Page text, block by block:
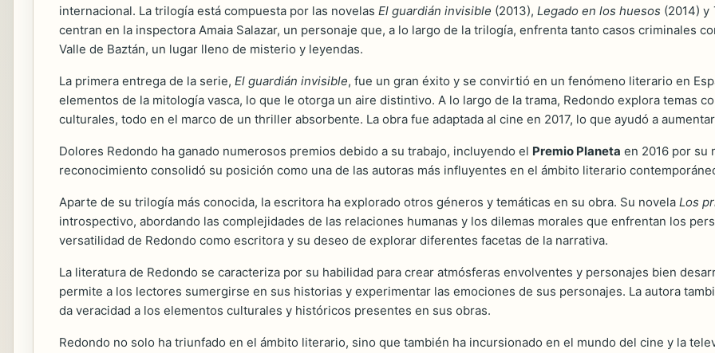
internacional. La trilogía está compuesta por las novelas El guardián invisible (2013), Legado en los huesos (2014) y
centran en la inspectora Amaia Salazar, un personaje que, a lo largo de la trilogía, enfrenta tanto casos criminales
Valle de Baztán, un lugar lleno de misterio y leyendas.
La primera entrega de la serie, El guardián invisible, fue un gran éxito y se convirtió en un fenómeno literario en
elementos de la mitología vasca, lo que le otorga un aire distintivo. A lo largo de la trama, Redondo explora temas
culturales, todo en el marco de un thriller absorbente. La obra fue adaptada al cine en 2017, lo que ayudó a
Dolores Redondo ha ganado numerosos premios debido a su trabajo, incluyendo el Premio Planeta en 2016 por su
reconocimiento consolidó su posición como una de las autoras más influyentes en el ámbito literario
Aparte de su trilogía más conocida, la escritora ha explorado otros géneros y temáticas en su obra. Su novela Los
introspectivo, abordando las complejidades de las relaciones humanas y los dilemas morales que enfrentan los
versatilidad de Redondo como escritora y su deseo de explorar diferentes facetas de la narrativa.
La literatura de Redondo se caracteriza por su habilidad para crear atmósferas envolventes y personajes bien
permite a los lectores sumergirse en sus historias y experimentar las emociones de sus personajes. La autora
da veracidad a los elementos culturales y históricos presentes en sus obras.
Redondo no solo ha triunfado en el ámbito literario, sino que también ha incursionado en el mundo del cine y la